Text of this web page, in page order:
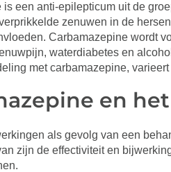
een anti-epilepticum uit de
zenuwen in de
Carbamazepine wordt
waterdiabetes en
met carbamazepine,
en
als gevolg van een
zijn de effectiviteit en